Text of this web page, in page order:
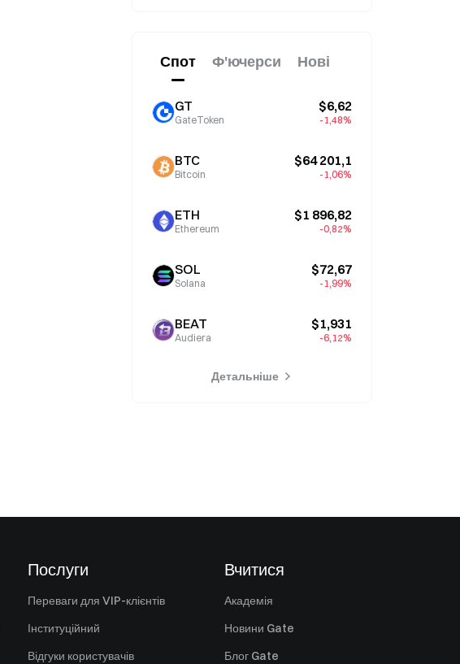
Спот Ф'ючерси Нові
GT
GateToken
$6,62
-1,48%
BTC
Bitcoin
$64 201,1
-1,06%
ETH
Ethereum
$1 896,82
-0,82%
SOL
Solana
$72,67
-1,99%
BEAT
Audiera
$1,931
-6,12%
Детальніше
Послуги
Переваги для VIP-клієнтів
Інституційний
Відгуки користувачів
Вчитися
Академія
Новини Gate
Блог Gate